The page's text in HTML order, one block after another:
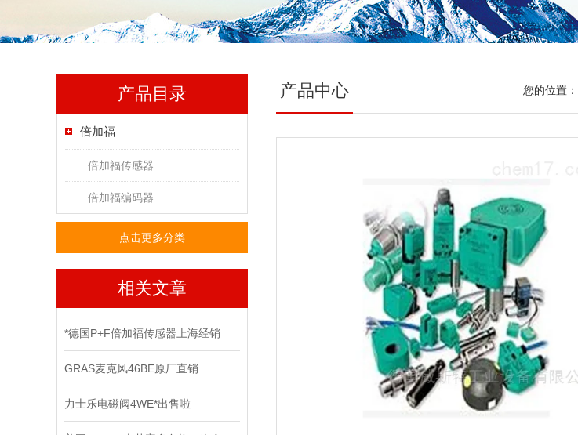
产品目录
倍加福
倍加福传感器
倍加福编码器
点击更多分类
相关文章
*德国P+F倍加福传感器上海经销
GRAS麦克风46BE原厂直销
力士乐电磁阀4WE*出售啦
产品中心 您的位置：